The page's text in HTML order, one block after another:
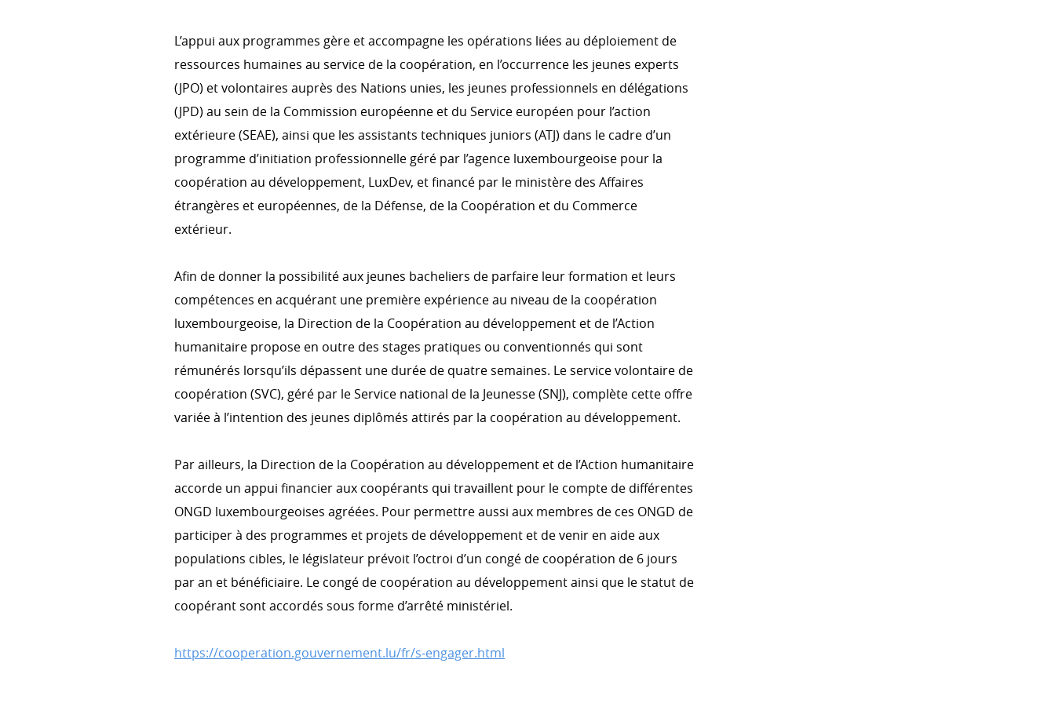
Environnement et changement climatique
Genre
Droits humains
EFFICACITÉ DU DÉVELOPPEMENT
OCDE CAD
Évaluation
Système d'information
COHÉRENCE DES POLITIQUES
développement
LUXEMBOURGEOISE
Témoignage
RAPPORT EN PDF
L’appui aux programmes gère et accompagne les opérations liées au déploiement de
ressources humaines au service de la coopération, en l’occurrence les jeunes experts
(JPO) et volontaires auprès des Nations unies, les jeunes professionnels en délégations
(JPD) au sein de la Commission européenne et du Service européen pour l’action
extérieure (SEAE), ainsi que les assistants techniques juniors (ATJ) dans le cadre d’un
programme d’initiation professionnelle géré par l’agence luxembourgeoise pour la
coopération au développement, LuxDev, et financé par le ministère des Affaires
étrangères et européennes, de la Défense, de la Coopération et du Commerce
extérieur.
Afin de donner la possibilité aux jeunes bacheliers de parfaire leur formation et leurs
compétences en acquérant une première expérience au niveau de la coopération
luxembourgeoise, la Direction de la Coopération au développement et de l’Action
humanitaire propose en outre des stages pratiques ou conventionnés qui sont
rémunérés lorsqu’ils dépassent une durée de quatre semaines. Le service volontaire de
coopération (SVC), géré par le Service national de la Jeunesse (SNJ), complète cette offre
variée à l’intention des jeunes diplômés attirés par la coopération au développement.
Par ailleurs, la Direction de la Coopération au développement et de l’Action humanitaire
accorde un appui financier aux coopérants qui travaillent pour le compte de différentes
ONGD luxembourgeoises agréées. Pour permettre aussi aux membres de ces ONGD de
participer à des programmes et projets de développement et de venir en aide aux
populations cibles, le législateur prévoit l’octroi d’un congé de coopération de 6 jours
par an et bénéficiaire. Le congé de coopération au développement ainsi que le statut de
coopérant sont accordés sous forme d’arrêté ministériel.
https://cooperation.gouvernement.lu/fr/s‑engager.html